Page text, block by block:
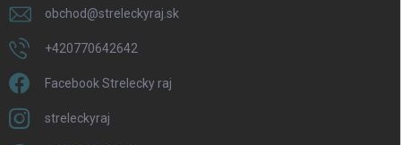
obchod@streleckyraj.sk
+420770642642
Facebook Strelecky raj
streleckyraj